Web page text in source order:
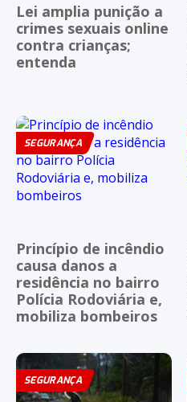
Lei amplia punição a
crimes sexuais online
contra crianças;
entenda
SEGURANÇA
Princípio de incêndio
causa danos a
residência no bairro
Polícia Rodoviária e,
mobiliza bombeiros
SEGURANÇA